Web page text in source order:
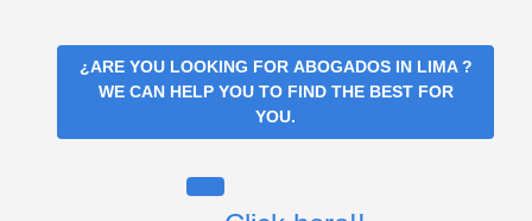
¿ARE YOU LOOKING FOR ABOGADOS IN LIMA?
WE CAN HELP YOU TO FIND THE BEST FOR
YOU.